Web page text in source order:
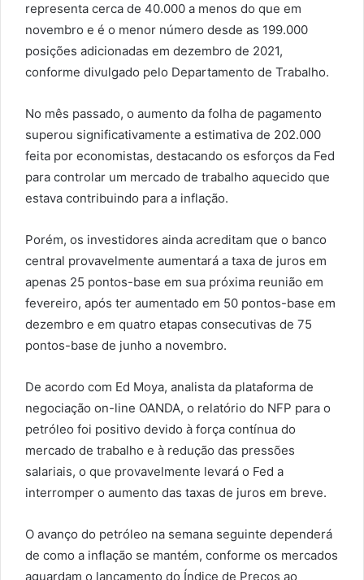
representa cerca de 40.000 a menos do que em
novembro e é o menor número desde as 199.000
posições adicionadas em dezembro de 2021,
conforme divulgado pelo Departamento de Trabalho.
No mês passado, o aumento da folha de pagamento
superou significativamente a estimativa de 202.000
feita por economistas, destacando os esforços da Fed
para controlar um mercado de trabalho aquecido que
estava contribuindo para a inflação.
Porém, os investidores ainda acreditam que o banco
central provavelmente aumentará a taxa de juros em
apenas 25 pontos-base em sua próxima reunião em
fevereiro, após ter aumentado em 50 pontos-base em
dezembro e em quatro etapas consecutivas de 75
pontos-base de junho a novembro.
De acordo com Ed Moya, analista da plataforma de
negociação on-line OANDA, o relatório do NFP para o
petróleo foi positivo devido à força contínua do
mercado de trabalho e à redução das pressões
salariais, o que provavelmente levará o Fed a
interromper o aumento das taxas de juros em breve.
O avanço do petróleo na semana seguinte dependerá
de como a inflação se mantém, conforme os mercados
aguardam o lançamento do Índice de Preços ao